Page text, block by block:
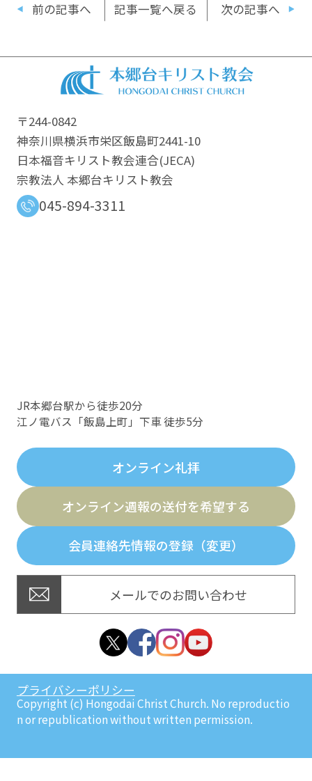
前の記事へ 記事一覧へ戻る 次の記事へ
〒244-0842
神奈川県横浜市栄区飯島町2441-10
日本福音キリスト教会連合​(JECA)
宗教法人 本郷台キリスト教会
045-894-3311
JR本郷台駅から徒歩20分
江ノ電バス「飯島上町」下車 徒歩5分
オンライン礼拝
オンライン週報の送付を希望する
会員連絡先情報の登録（変更）
メールでのお問い合わせ
プライバシーポリシー
Copyright (c) Hongodai Christ Church. No reproductio
n or republication without written permission.